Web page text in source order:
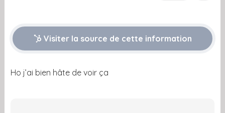
Visiter la source de cette information
Ho j’ai bien hâte de voir ça